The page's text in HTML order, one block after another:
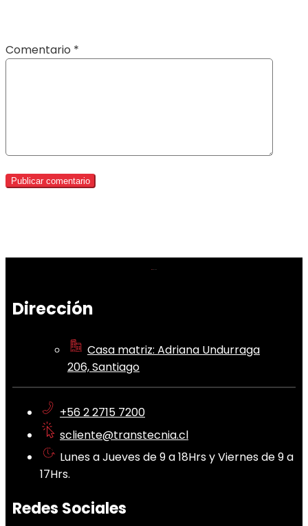
Comentario *
Dirección
Casa matriz: Adriana Undurraga
206, Santiago
+56 2 2715 7200
scliente@transtecnia.cl
Lunes a Jueves de 9 a 18Hrs y Viernes de 9 a
17Hrs.
Redes Sociales